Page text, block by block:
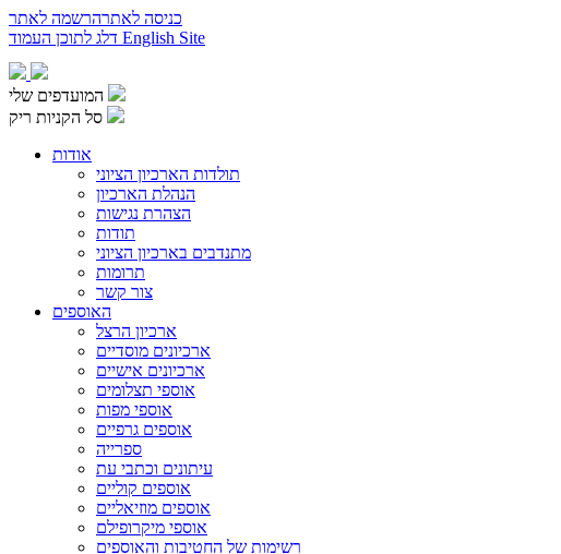
כניסה לאתרהרשמה לאתר
English Site
המועדפים שלי
סל הקניות ריק
אודות
תולדות הארכיון הציוני
הנהלת הארכיון
הצהרת נגישות
תודות
מתנדבים בארכיון הציוני
תרומות
צור קשר
האוספים
ארכיון הרצל
ארכיונים מוסדיים
ארכיונים אישיים
אוספי תצלומים
אוספי מפות
אוספים גרפיים
ספרייה
עיתונים וכתבי עת
אוספים קוליים
אוספים מוזיאליים
אוספי מיקרופילם
רשימות של החטיבות והאוספים